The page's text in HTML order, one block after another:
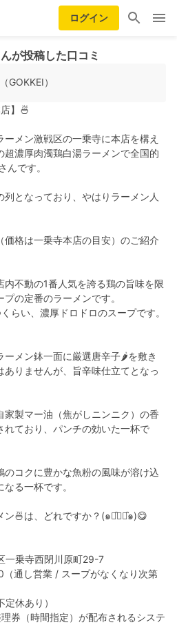
ログイン
が投稿した口コミ
GOKKEI）
】🍜
ーメン激戦区の一乗寺に本店を構え
超濃厚肉濁鶏白湯ラーメンで全国的
んです。
列となっており、やはりラーメン人
価格は一乗寺本店の目安）のご紹介
不動の1番人気を誇る鶏の旨味を限
の定番のラーメンです。
らい、濃厚ドロドロのスープです。
メン鉢一面に厳選唐辛子🌶️を敷き
りませんが、旨辛味仕立てとなっ
製マー油（焦がしニンニク）の香
れており、パンチの効いた一杯で
コクに豊かな魚粉の風味が溶け込
る一杯です。
ン🍜は、どれですか？(๑･̑◡･̑๑)😋
一乗寺西閉川原町29-7
通し営業 / スープがなくなり次第
休あり）
券（時間指定）が配布されるシステ